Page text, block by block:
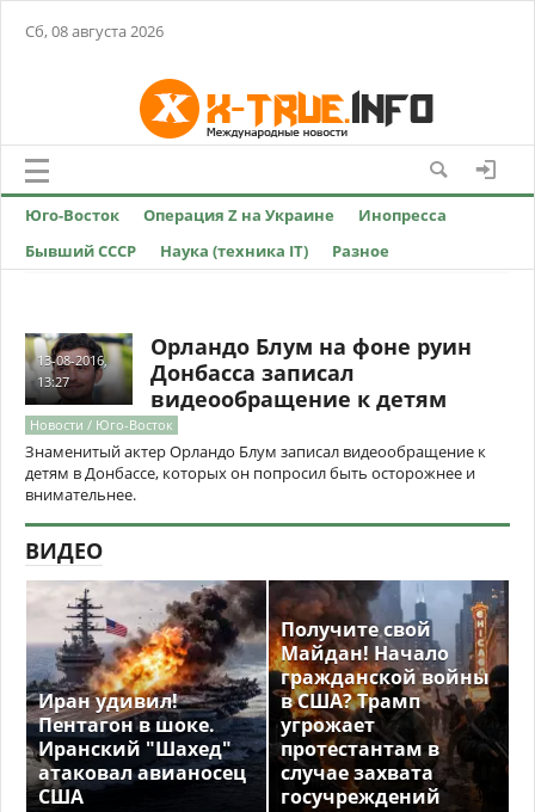
Сб, 08 августа 2026
Юго-Восток Операция Z на Украине
Инопресса
Бывший СССР
Наука (техника IT) Разное
13-08-2016,
13:27
Орландо Блум на фоне руин
Донбасса записал
видеообращение к детям
Новости / Юго-Восток
Знаменитый актер Орландо Блум записал видеообращение к
детям в Донбассе, которых он попросил быть осторожнее и
внимательнее.
ВИДЕО
Иран удивил!
Пентагон в шоке.
Иранский "Шахед"
атаковал авианосец
США
Получите свой
Майдан! Начало
гражданской войны
в США? Трамп
угрожает
протестантам в
случае захвата
госучреждений